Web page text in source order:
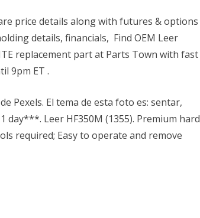
price details along with futures & options
details, financials, Find OEM Leer
replacement part at Parts Town with fast
9pm ET .
Pexels. El tema de esta foto es: sentar,
day***. Leer HF350M (1355). Premium hard
required; Easy to operate and remove